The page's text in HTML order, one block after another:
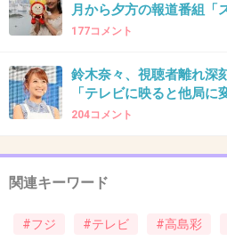
33. 匿名2015/10/10(土) 15:35:54
宗教のことがなかったらお
し2人とも有名人だから家
要はあるんだろうけどね…
月から夕方の報道番組「
177コメント
鈴木奈々、視聴者離れ深
「テレビに映ると他局に
204コメント
関連キーワード
#フジ #テレビ #高島彩